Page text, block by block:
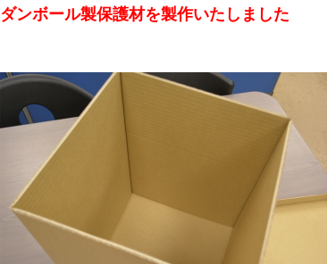
ダンボール製保護材を製作いたしました